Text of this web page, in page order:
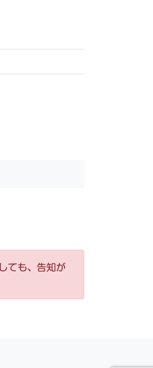
ても、告知が